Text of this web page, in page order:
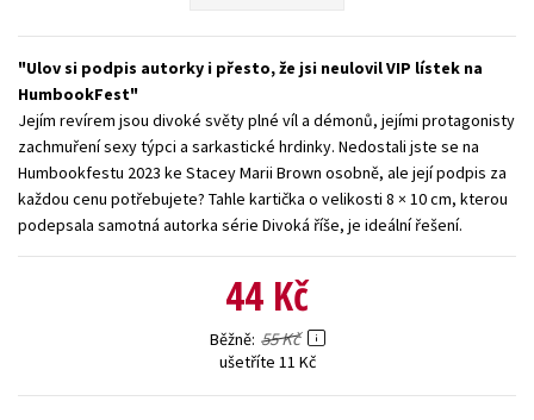
Young adult (SK)
Zahraniční literatura Zdraví a životní styl
Ulov si podpis autorky i přesto, že jsi neulovil VIP lístek na
HumbookFest
Jejím revírem jsou divoké světy plné víl a démonů, jejími protagonisty
zachmuření sexy týpci a sarkastické hrdinky. Nedostali jste se na
Humbookfestu 2023 ke Stacey Marii Brown osobně, ale její podpis za
každou cenu potřebujete? Tahle kartička o velikosti 8 × 10 cm, kterou
podepsala samotná autorka série Divoká říše, je ideální řešení.
44 Kč
Běžně 55 Kč
ušetříte 11 Kč